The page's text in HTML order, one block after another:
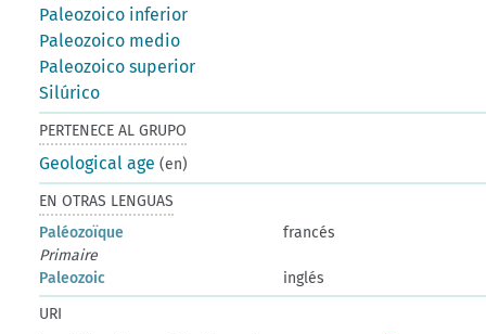
Paleozoico inferior
Paleozoico medio
Paleozoico superior
Silúrico
PERTENECE AL GRUPO
Geological age (en)
EN OTRAS LENGUAS
Paléozoïque
francés
Primaire
Paleozoic
inglés
URI